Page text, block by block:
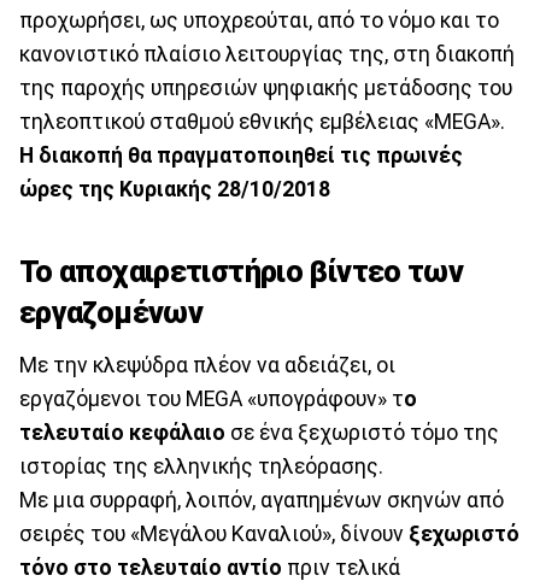
προχωρήσει, ως υποχρεούται, από το νόμο και το
κανονιστικό πλαίσιο λειτουργίας της, στη διακοπή
της παροχής υπηρεσιών ψηφιακής μετάδοσης του
τηλεοπτικού σταθμού εθνικής εμβέλειας «MEGA».
Η διακοπή θα πραγματοποιηθεί τις πρωινές
ώρες της Κυριακής 28/10/2018
Το αποχαιρετιστήριο βίντεο των
εργαζομένων
Με την κλεψύδρα πλέον να αδειάζει, οι
εργαζόμενοι του MEGA «υπογράφουν» το
τελευταίο κεφάλαιο σε ένα ξεχωριστό τόμο της
ιστορίας της ελληνικής τηλεόρασης.
Με μια συρραφή, λοιπόν, αγαπημένων σκηνών από
σειρές του «Μεγάλου Καναλιού», δίνουν ξεχωριστό
τόνο στο τελευταίο αντίο πριν τελικά